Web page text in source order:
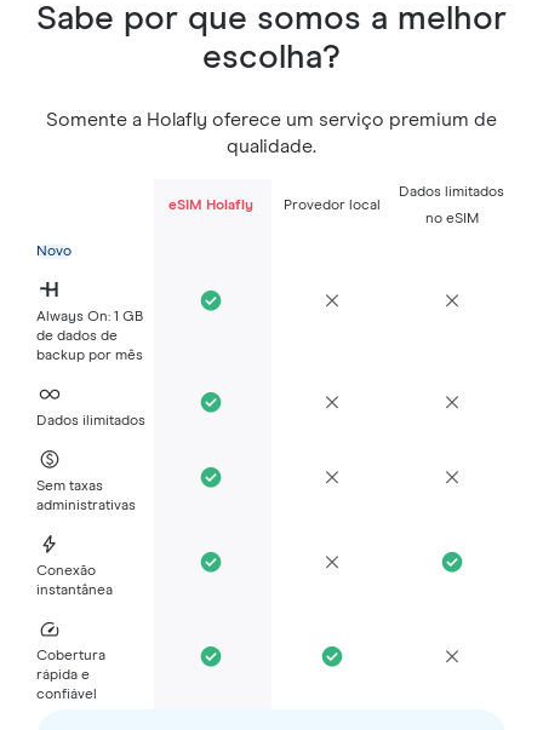
Sabe por que somos a melhor
escolha?
Somente a Holafly oferece um serviço premium de
qualidade.
eSIM Holafly Provedor local
Dados limitados
no eSIM
Novo
Always On: 1 GB
de dados de
backup por mês
Dados ilimitados
Sem taxas
administrativas
Conexão
instantânea
Cobertura
rápida e
confiável